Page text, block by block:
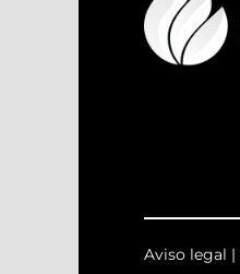
Aviso legal |